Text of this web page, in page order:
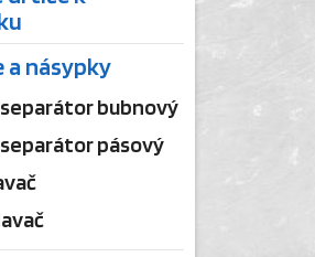
a násypky
bubnový
pásový